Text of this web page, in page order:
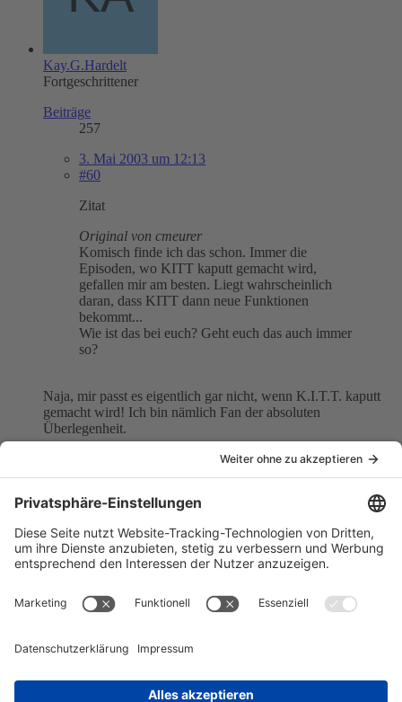
Kay.G.Hardelt
Fortgeschrittener
Beiträge
257
3. Mai 2003 um 12:13
#60
Zitat
Original von cmeurer
Komisch finde ich das schon. Immer die
Episoden, wo KITT kaputt gemacht wird,
gefallen mir am besten. Liegt wahrscheinlich
daran, dass KITT dann neue Funktionen
bekommt...
Wie ist das bei euch? Geht euch das auch immer
so?
Naja, mir passt es eigentlich gar nicht, wenn K.I.T.T. kaputt
gemacht wird! Ich bin nämlich Fan der absoluten
Überlegenheit.
Ich weiß, sonst gäbe es ja keine Spannung, wenn gar nicht
passieren könnte, aber trotzdem! Mir geht es nicht nur bei
sonstigen Filmen, ich bin immer dafür, das dem Star der Serie
ist!
Ich weiß, ist komisch, aber ich finde sowas nunmal genial!
Kay
"Geld allein macht nicht glücklich. Es gehören auch